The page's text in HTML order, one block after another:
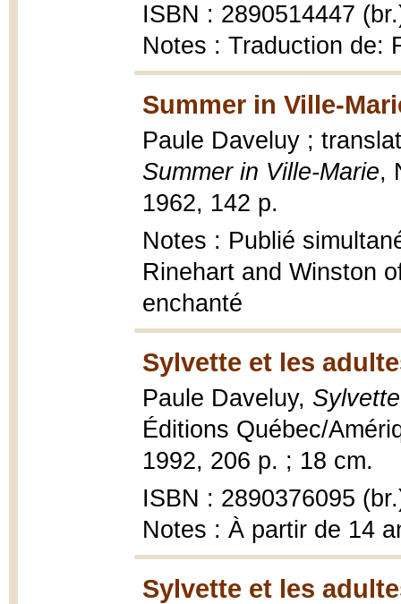
ISBN : 2890514447
Notes : Traduction de:
Summer in Ville-
Paule Daveluy ;
Summer in Ville-Marie,
1962, 142 p.
Notes : Publié
Rinehart and Winston
enchanté
Sylvette et les
Paule Daveluy,
Éditions Québec/
1992, 206 p. ; 18 cm.
ISBN : 2890376095
Notes : À partir de 14
Sylvette et les